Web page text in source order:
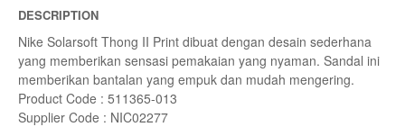
DESCRIPTION
Nike Solarsoft Thong II Print dibuat dengan desain sederhana
yang memberikan sensasi pemakaian yang nyaman. Sandal ini
memberikan bantalan yang empuk dan mudah mengering.
Product Code : 511365-013
Supplier Code : NIC02277